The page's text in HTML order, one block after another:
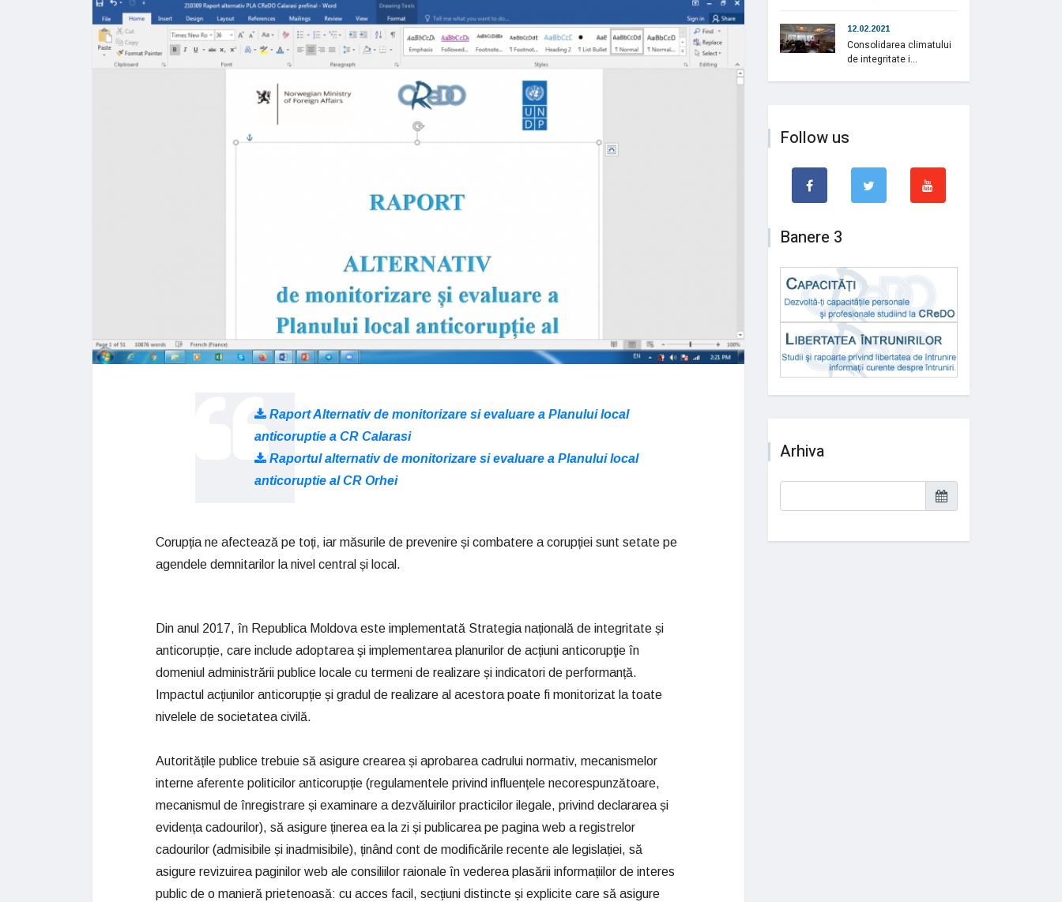
Raport Alternativ de monitorizare si evaluare a Planului local
anticoruptie a CR Calarasi
Raportul alternativ de monitorizare si evaluare a Planului local
anticoruptie al CR Orhei
Corupția ne afectează pe toți, iar măsurile de prevenire și combatere a corupției sunt setate pe
agendele demnitarilor la nivel central și local.
Din anul 2017, în Republica Moldova este implementată Strategia națională de integritate și
anticorupție, care include adoptarea şi implementarea planurilor de acțiuni anticorupţie în
domeniul administrării publice locale cu termeni de realizare și indicatori de performanță.
Impactul acțiunilor anticorupție și gradul de realizare al acestora poate fi monitorizat la toate
nivelele de societatea civilă.
Autoritățile publice trebuie să asigure crearea și aprobarea cadrului normativ, mecanismelor
interne aferente politicilor anticorupție (regulamentele privind influențele necorespunzătoare,
mecanismul de înregistrare și examinare a dezvăluirilor practicilor ilegale, privind declararea și
evidența cadourilor), să asigure ținerea ea la zi și publicarea pe pagina web a registrelor
cadourilor (admisibile și inadmisibile), ținând cont de modificările recente ale legislației, să
asigure revizuirea paginilor web ale consiliilor raionale în vederea plasării informațiilor de interes
public de o manieră prietenoasă: cu acces facil, secțiuni distincte și explicite care să asigure
12.02.2021
Consolidarea climatului
de integritate i...
Follow us
Banere 3
Arhiva